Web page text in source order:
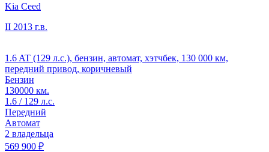
Kia Ceed
II 2013 г.в.
1.6 AT (129 л.с.), бензин, автомат, хэтчбек, 130 000 км,
передний привод, коричневый
Бензин
130000 км.
1.6 / 129 л.с.
Передний
Автомат
2 владельца
569 900 ₽